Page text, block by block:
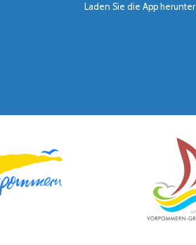
Laden Sie die App herunter